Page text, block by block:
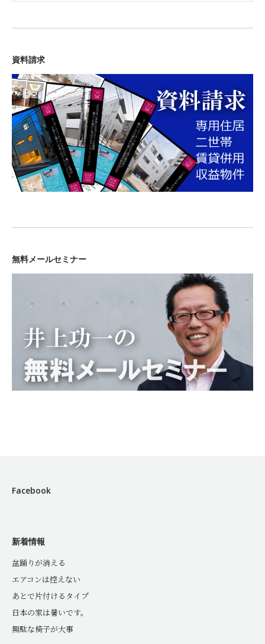
資料請求
無料メールセミナー
Facebook
新着情報
盆踊りが消える
エアコンは控えない
あとで片付けるタイプ
日本の家は暑いです。
無駄な椅子が大事